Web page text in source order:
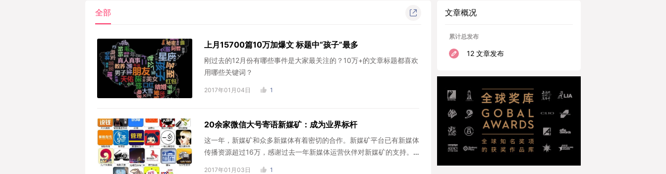
全部
上月15700篇10万加爆文 标题中“孩子”最多
刚过去的12月份有哪些事件是大家最关注的？10万+的文章标题都喜欢
用哪些关键词？
2017年01月04日 1
20余家微信大号寄语新媒矿：成为业界标杆
这一年，新媒矿和众多新媒体有着密切的合作。新媒矿平台已有新媒体
传播资源超过16万，感谢过去一年新媒体运营伙伴对新媒矿的支持。
2017年01月03日 1
文章概况
累计总发布
12 文章发布